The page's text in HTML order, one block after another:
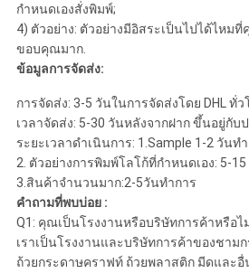
กำหนดเองสั่งพิมพ์;
4) ตัวอย่าง: ตัวอย่างมีอิสระเป็นไปได้ไหม
ขอบคุณมาก.
ข้อมูลการจัดส่ง:
การจัดส่ง: 3-5 วันในการจัดส่งโดย DHL ทั่ว
เวลาจัดส่ง: 5-30 วันหลังจากฝาก ขึ้นอยู่กั
ระยะเวลาดำเนินการ: 1.Sample 1-2 วันท
2. ตัวอย่างการพิมพ์โลโก้ที่กำหนดเอง: 5-
3.สินค้าจำนวนมาก:2-5วันทำการ
คำถามที่พบบ่อย :
Q1: คุณเป็นโรงงานหรือบริษัทการค้าหรือไ
เราเป็นโรงงานและบริษัทการค้าของชาม
ถ้วยกระดาษคราฟท์ ถ้วยพลาสติก มีดและอื่